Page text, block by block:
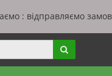
: відправляємо